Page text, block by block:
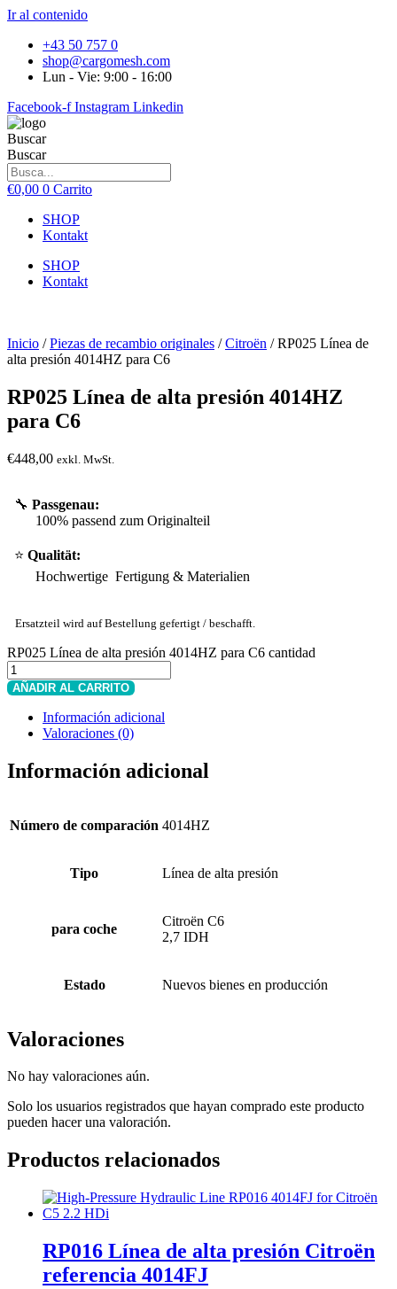
Ir al contenido
+43 50 757 0
shop@cargomesh.com
Lun - Vie: 9:00 - 16:00
Facebook-f Instagram Linkedin
Buscar
Buscar
€0,00 0 Carrito
SHOP
Kontakt
SHOP
Kontakt
Inicio /Piezas de recambio originales /Citroën / RP025 Línea de
alta presión 4014HZ para C6
RP025 Línea de alta presión 4014HZ
para C6
€448,00 exkl. MwSt.
🔧 Passgenau:
100% passend zum Originalteil
⭐ Qualität:
Hochwertige Fertigung & Materialien
Ersatzteil wird auf Bestellung gefertigt / beschafft.
RP025 Línea de alta presión 4014HZ para C6 cantidad
AÑADIR AL CARRITO
Información adicional
Valoraciones (0)
Información adicional
Número de comparación 4014HZ
Tipo Línea de alta presión
para coche
Citroën C6
2,7 IDH
Estado Nuevos bienes en producción
Valoraciones
No hay valoraciones aún.
Solo los usuarios registrados que hayan comprado este producto
pueden hacer una valoración.
Productos relacionados
RP016 Línea de alta presión Citroën
referencia 4014FJ